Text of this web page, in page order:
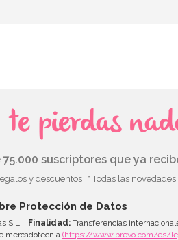
te pierdas
suscriptores que ya
y descuentos * Todas las
Protección de Datos
S.L. | Finalidad: Transferencias
mercadotecnia (https://www.brevo.com/es/